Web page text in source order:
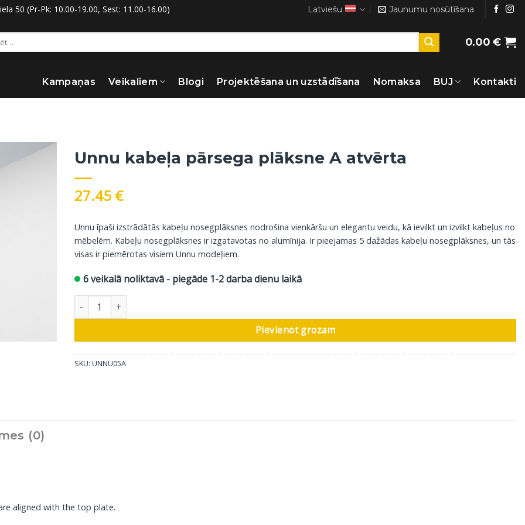
50 (Pr-Pk: 10.00-19.00, Sest: 11.00-16.00) Latviešu Jaunumu nosūtīšana
0.00€
Kampaņas Veikaliem Blogi Projektēšana un uzstādīšana Nomaksa BUJ Kontakti
Unnu kabeļa pārsega plāksne A atvērta
27.45 €
Unnu īpaši izstrādātās kabeļu nosegplāksnes nodrošina vienkāršu un elegantu veidu, kā ievilkt un izvilkt kabeļus no
mēbelēm. Kabeļu nosegplāksnes ir izgatavotas no alumīnija. Ir pieejamas 5 dažādas kabeļu nosegplāksnes, un tās
visas ir piemērotas visiem Unnu modeļiem.
6 veikalā noliktavā - piegāde 1-2 darba dienu laikā
Unnu kabeļa pārsega plāksne A atvērta daudzums
Pievienot grozam
SKU: UNNU05A
(0)
aligned with the top plate.